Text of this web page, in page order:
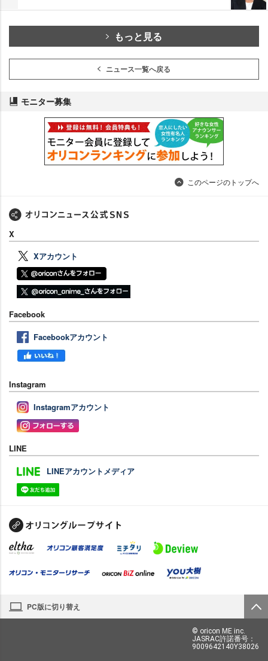
もっと見る
ニュース一覧へ戻る
モニター募集
このページのトップへ
X
Xアカウント
Facebook
Facebookアカウント
Instagram
Instagramアカウント
LINE
LINEアカウントメディア
PC版に切り替え
© oricon ME inc.
JASRAC許諾番号：
9009642140Y38026